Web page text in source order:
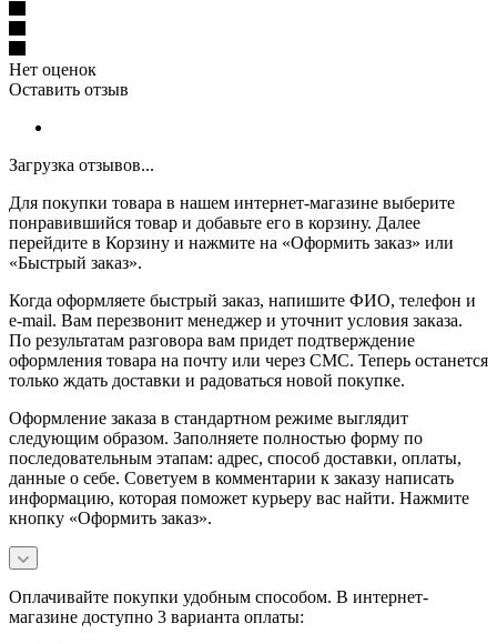
Нет оценок
Оставить отзыв
Загрузка отзывов...
Для покупки товара в нашем интернет-магазине выберите
понравившийся товар и добавьте его в корзину. Далее
перейдите в Корзину и нажмите на «Оформить заказ» или
«Быстрый заказ».
Когда оформляете быстрый заказ, напишите ФИО, телефон и
e-mail. Вам перезвонит менеджер и уточнит условия заказа.
По результатам разговора вам придет подтверждение
оформления товара на почту или через СМС. Теперь останется
только ждать доставки и радоваться новой покупке.
Оформление заказа в стандартном режиме выглядит
следующим образом. Заполняете полностью форму по
последовательным этапам: адрес, способ доставки, оплаты,
данные о себе. Советуем в комментарии к заказу написать
информацию, которая поможет курьеру вас найти. Нажмите
кнопку «Оформить заказ».
Оплачивайте покупки удобным способом. В интернет-
магазине доступно 3 варианта оплаты: